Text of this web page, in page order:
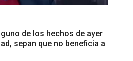
de los hechos de ayer
sepan que no beneficia a